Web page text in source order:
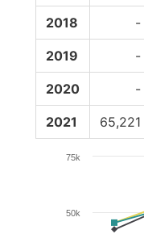
2018 -
2019 -
2020 -
2021 65,221
50k
75k